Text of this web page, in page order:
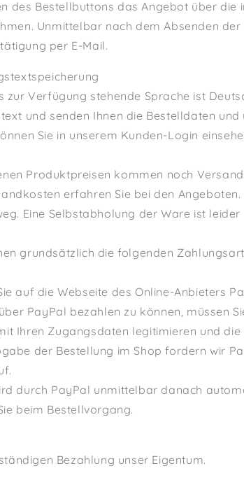
des Bestellbuttons das Angebot über die
Unmittelbar nach dem Absenden
per E-Mail.
zur Verfügung stehende Sprache ist
und senden Ihnen die Bestelldaten und
Sie in unserem Kunden-Login
Produktpreisen kommen noch
erfahren Sie bei den Angeboten.
Eine Selbstabholung der Ware ist leider
grundsätzlich die folgenden
auf die Webseite des Online-Anbieters
PayPal bezahlen zu können, müssen
Ihren Zugangsdaten legitimieren und
der Bestellung im Shop fordern wir
durch PayPal unmittelbar danach
beim Bestellvorgang.
Bezahlung unser Eigentum.